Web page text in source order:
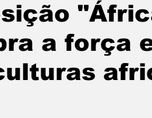
a força